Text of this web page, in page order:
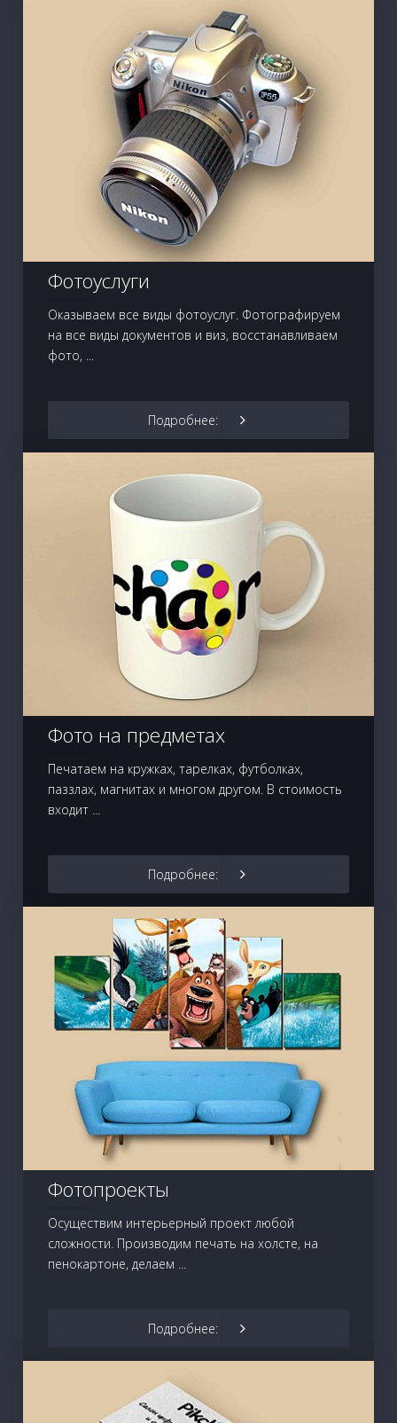
Фотоуслуги
Оказываем все виды фотоуслуг. Фотографируем
на все виды документов и виз, восстанавливаем
фото, ...
Подробнее:
Фото на предметах
Печатаем на кружках, тарелках, футболках,
паззлах, магнитах и многом другом. В стоимость
входит ...
Подробнее:
Фотопроекты
Осуществим интерьерный проект любой
сложности. Производим печать на холсте, на
пенокартоне, делаем ...
Подробнее: